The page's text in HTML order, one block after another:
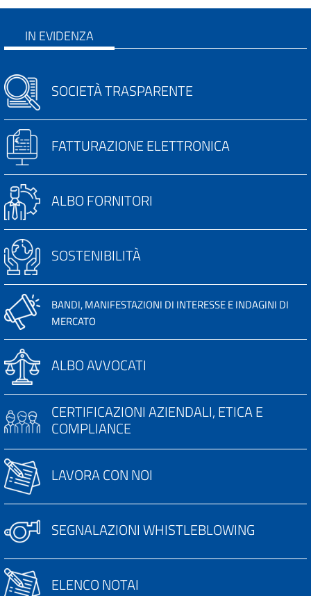
IN EVIDENZA
SOCIETÀ TRASPARENTE
FATTURAZIONE ELETTRONICA
ALBO FORNITORI
SOSTENIBILITÀ
BANDI, MANIFESTAZIONI DI INTERESSE E INDAGINI DI
MERCATO
ALBO AVVOCATI
CERTIFICAZIONI AZIENDALI, ETICA E
COMPLIANCE
LAVORA CON NOI
SEGNALAZIONI WHISTLEBLOWING
ELENCO NOTAI